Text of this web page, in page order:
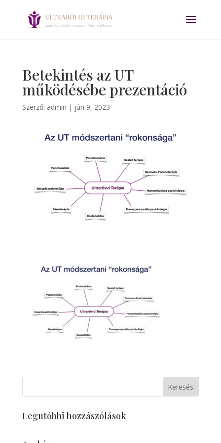
Betekintés az UT
működésébe prezentáció
Szerző: admin | jún 9, 2023
Legutóbbi hozzászólások